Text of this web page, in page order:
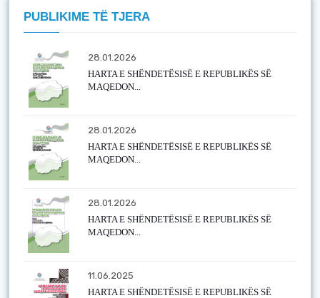
PUBLIKIME TË TJERA
28.01.2026
HARTA E SHËNDETËSISË E REPUBLIKËS SË
MAQEDON...
28.01.2026
HARTA E SHËNDETËSISË E REPUBLIKËS SË
MAQEDON...
28.01.2026
HARTA E SHËNDETËSISË E REPUBLIKËS SË
MAQEDON...
11.06.2025
HARTA E SHËNDETËSISË E REPUBLIKËS SË